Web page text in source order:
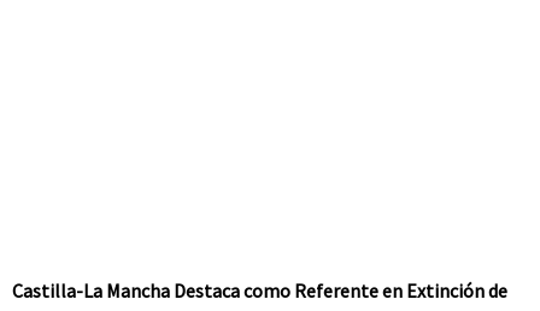
Castilla-La Mancha Destaca como Referente en Extinción de